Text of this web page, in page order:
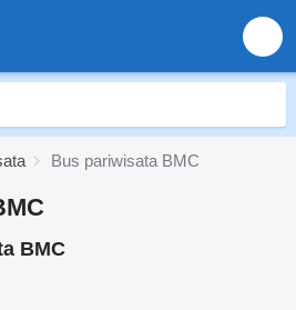
Bus pariwisata BMC
BMC